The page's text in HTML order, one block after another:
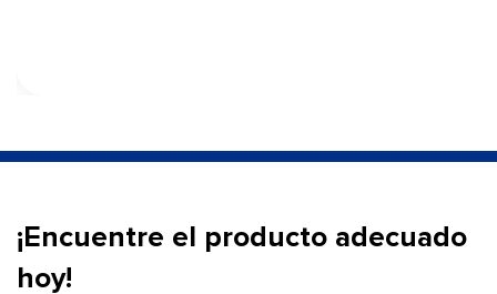
¡Encuentre el producto adecuado
hoy!